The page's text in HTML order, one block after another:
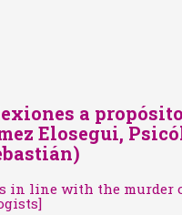
a
Elosegui,
line with the murder